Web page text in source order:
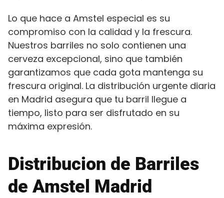
Lo que hace a Amstel especial es su
compromiso con la calidad y la frescura.
Nuestros barriles no solo contienen una
cerveza excepcional, sino que también
garantizamos que cada gota mantenga su
frescura original. La distribución urgente diaria
en Madrid asegura que tu barril llegue a
tiempo, listo para ser disfrutado en su
máxima expresión.
Distribucion de Barriles
de Amstel Madrid